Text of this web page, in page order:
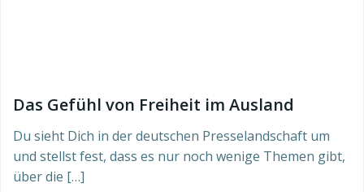
Das Gefühl von Freiheit im Ausland
Du sieht Dich in der deutschen Presselandschaft um
und stellst fest, dass es nur noch wenige Themen gibt,
über die […]